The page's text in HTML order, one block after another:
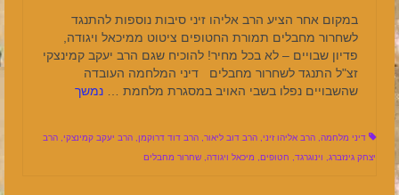
במקום אחר הציע הרב אליהו זיני סיבות נוספות להתנגד
לשחרור מחבלים תמורת החטופים ציטוט ממיכאל ויגודה,
פדיון שבויים – לא בכל מחיר! להוכיח שגם הרב יעקב קמינצקי
זצ"ל התנגד לשחרור מחבלים דיני המלחמה העובדה
שהשבויים נפלו בשבי האויב במסגרת מלחמת … נמשך
דיני מלחמה, הרב אליהו זיני, הרב דוב ליאור, הרב דוד דרוקמן, הרב יעקב קמינצקי, הרב
יצחק גינזברג, וינוגרגד, חטופים, מיכאל ויגודה, שחרור מחבלים